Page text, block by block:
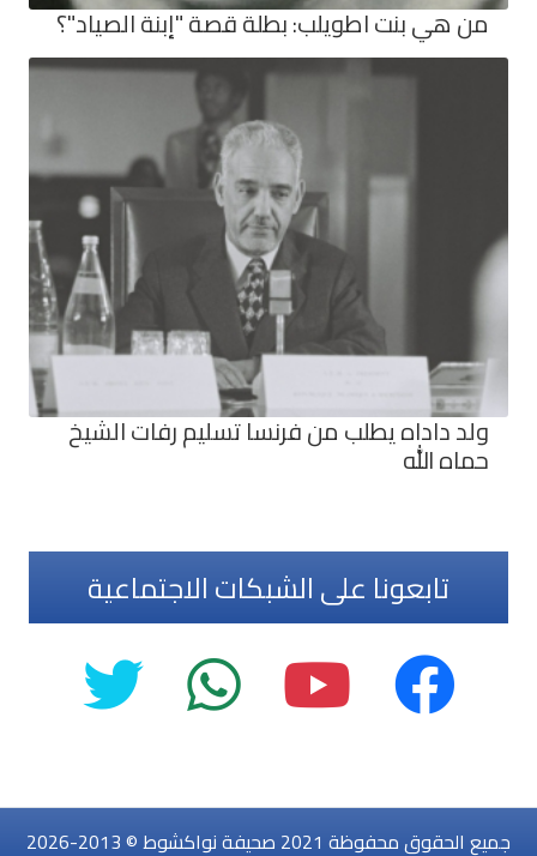
من هي بنت اطويلب: بطلة قصة "إبنة الصياد"؟
ولد داداه يطلب من فرنسا تسليم رفات الشيخ
حماه الله
تابعونا على الشبكات الاجتماعية
جميع الحقوق محفوظة 2021 صحيفة نواكشوط © 2013-2026